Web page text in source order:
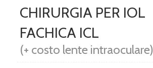
CHIRURGIA PER IOL
FACHICA ICL
(+ costo lente intraoculare)